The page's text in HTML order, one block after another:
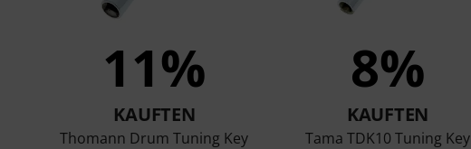
11%
KAUFTEN
Thomann Drum Tuning Key
8%
KAUFTEN
Tama TDK10 Tuning Key